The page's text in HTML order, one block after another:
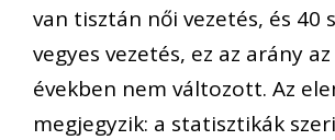
van tisztán női vezetés, és 40
vegyes vezetés, ez az arány
években nem változott. Az
megjegyzik: a statisztikák